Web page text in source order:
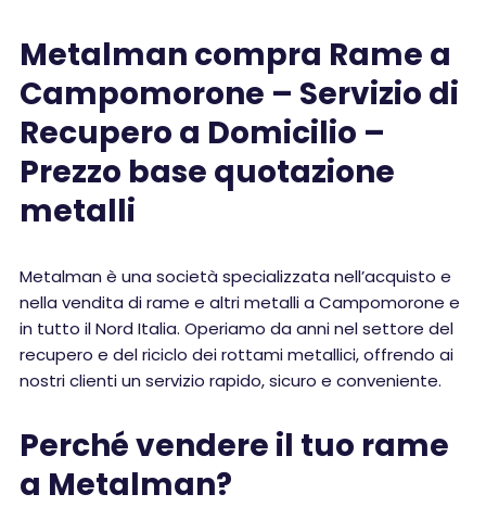
Metalman compra Rame a
Campomorone – Servizio di
Recupero a Domicilio –
Prezzo base quotazione
metalli
Metalman è una società specializzata nell’acquisto e
nella vendita di rame e altri metalli a Campomorone e
in tutto il Nord Italia. Operiamo da anni nel settore del
recupero e del riciclo dei rottami metallici, offrendo ai
nostri clienti un servizio rapido, sicuro e conveniente.
Perché vendere il tuo rame
a Metalman?